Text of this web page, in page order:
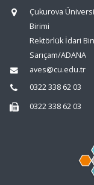
Çukurova
Birimi
Rektörlük İdari
Sarıçam/ADANA
aves@cu.edu.tr
0322 338 62 03
0322 338 62 03